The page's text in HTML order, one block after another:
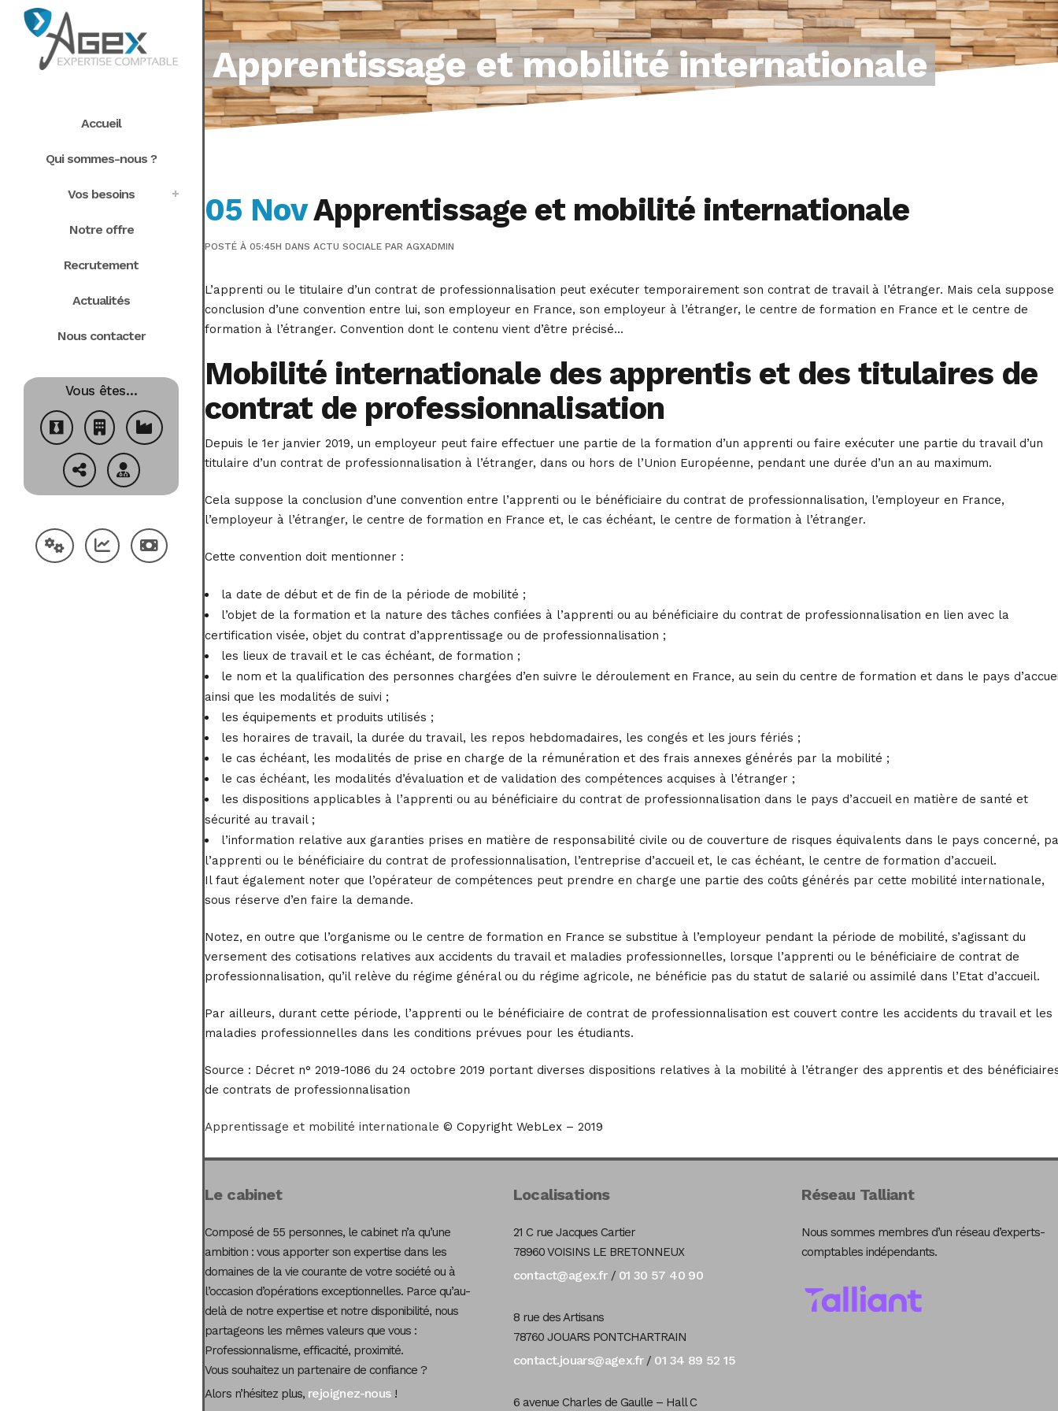
Accueil
Qui sommes-nous ?
Vos besoins
Notre offre
Recrutement
Actualités
Nous contacter
Vous êtes…
Apprentissage et mobilité internationale
05 NovApprentissage et mobilité internationale
POSTÉ À 05:45H DANS ACTU SOCIALE PAR AGXADMIN
L’apprenti ou le titulaire d’un contrat de professionnalisation peut exécuter temporairement son contrat de travail à l’étranger. Mais cela suppose
conclusion d’une convention entre lui, son employeur en France, son employeur à l’étranger, le centre de formation en France et le centre de
formation à l’étranger. Convention dont le contenu vient d’être précisé…
Mobilité internationale des apprentis et des titulaires de
contrat de professionnalisation
Depuis le 1er janvier 2019, un employeur peut faire effectuer une partie de la formation d’un apprenti ou faire exécuter une partie du travail d’un
titulaire d’un contrat de professionnalisation à l’étranger, dans ou hors de l’Union Européenne, pendant une durée d’un an au maximum.
Cela suppose la conclusion d’une convention entre l’apprenti ou le bénéficiaire du contrat de professionnalisation, l’employeur en France,
l’employeur à l’étranger, le centre de formation en France et, le cas échéant, le centre de formation à l’étranger.
Cette convention doit mentionner :
la date de début et de fin de la période de mobilité ;
l’objet de la formation et la nature des tâches confiées à l’apprenti ou au bénéficiaire du contrat de professionnalisation en lien avec la
certification visée, objet du contrat d’apprentissage ou de professionnalisation ;
les lieux de travail et le cas échéant, de formation ;
le nom et la qualification des personnes chargées d’en suivre le déroulement en France, au sein du centre de formation et dans le pays
ainsi que les modalités de suivi ;
les équipements et produits utilisés ;
les horaires de travail, la durée du travail, les repos hebdomadaires, les congés et les jours fériés ;
le cas échéant, les modalités de prise en charge de la rémunération et des frais annexes générés par la mobilité ;
le cas échéant, les modalités d’évaluation et de validation des compétences acquises à l’étranger ;
les dispositions applicables à l’apprenti ou au bénéficiaire du contrat de professionnalisation dans le pays d’accueil en matière de santé et
sécurité au travail ;
l’information relative aux garanties prises en matière de responsabilité civile ou de couverture de risques équivalents dans le pays concerné,
l’apprenti ou le bénéficiaire du contrat de professionnalisation, l’entreprise d’accueil et, le cas échéant, le centre de formation d’accueil.
Il faut également noter que l’opérateur de compétences peut prendre en charge une partie des coûts générés par cette mobilité internationale,
sous réserve d’en faire la demande.
Notez, en outre que l’organisme ou le centre de formation en France se substitue à l’employeur pendant la période de mobilité, s’agissant du
versement des cotisations relatives aux accidents du travail et maladies professionnelles, lorsque l’apprenti ou le bénéficiaire de contrat de
professionnalisation, qu’il relève du régime général ou du régime agricole, ne bénéficie pas du statut de salarié ou assimilé dans l’Etat d’accueil.
Par ailleurs, durant cette période, l’apprenti ou le bénéficiaire de contrat de professionnalisation est couvert contre les accidents du travail et les
maladies professionnelles dans les conditions prévues pour les étudiants.
Source : Décret n° 2019-1086 du 24 octobre 2019 portant diverses dispositions relatives à la mobilité à l’étranger des apprentis et des
de contrats de professionnalisation
Apprentissage et mobilité internationale © Copyright WebLex – 2019
Le cabinet
Composé de 55 personnes, le cabinet n’a qu’une
ambition : vous apporter son expertise dans les
domaines de la vie courante de votre société ou à
l’occasion d’opérations exceptionnelles. Parce qu’au-
delà de notre expertise et notre disponibilité, nous
partageons les mêmes valeurs que vous :
Professionnalisme, efficacité, proximité.
Vous souhaitez un partenaire de confiance ?
Alors n’hésitez plus, rejoignez-nous!
Localisations
21 C rue Jacques Cartier
78960 VOISINS LE BRETONNEUX
contact@agex.fr/ 01 30 57 40 90
8 rue des Artisans
78760 JOUARS PONTCHARTRAIN
contact.jouars@agex.fr/ 01 34 89 52 15
6 avenue Charles de Gaulle – Hall C
Réseau Talliant
Nous sommes membres d’un réseau d’experts-
comptables indépendants.